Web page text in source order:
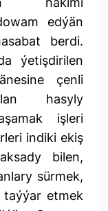
edýän
berdi.
ýetişdirilen
çenli
hasyly
işleri
indiki ekiş
bilen,
sürmek,
etmek